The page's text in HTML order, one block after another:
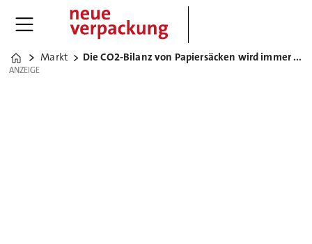
Home
Markt Die CO2-Bilanz von Papiersäcken wird immer besser
ANZEIGE
ANZEIGE